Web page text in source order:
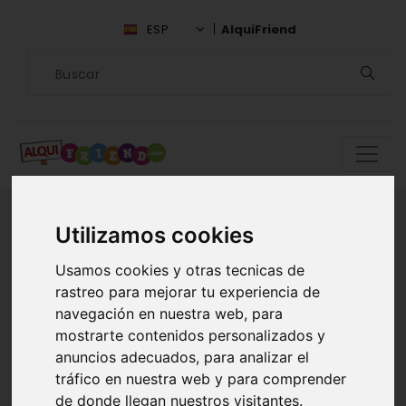
Utilizamos cookies
Usamos cookies y otras tecnicas de
rastreo para mejorar tu experiencia de
navegación en nuestra web, para
mostrarte contenidos personalizados y
anuncios adecuados, para analizar el
tráfico en nuestra web y para comprender
de donde llegan nuestros visitantes.
ESP AlquiFriend
Encuentra
compañía en
Cantabria
ALQUILAR AMIGOS EN